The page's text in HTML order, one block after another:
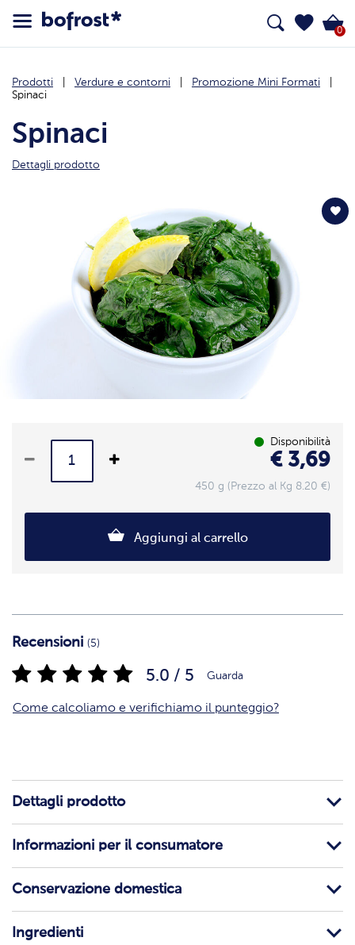
0
Prodotti Verdure e contorni
Promozione Mini Formati
Spinaci
Spinaci
Dettagli prodotto
Disponibilità
€ 3,69
450 g (Prezzo al Kg 8.20 €)
Aggiungi al carrello
Recensioni (5)
5.0 / 5 Guarda
Come calcoliamo e verifichiamo il punteggio?
Dettagli prodotto
Informazioni per il consumatore
Conservazione domestica
Ingredienti